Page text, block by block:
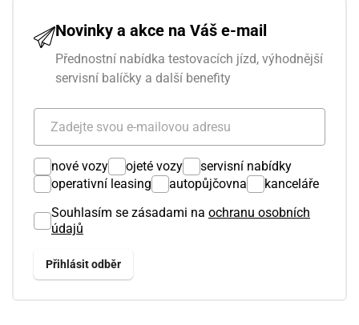
Novinky a akce na Váš e-mail
Přednostní nabídka testovacích jízd, výhodnější
servisní balíčky a další benefity
nové vozy ojeté vozy
servisní nabídky
operativní leasing
autopůjčovna
kanceláře
Souhlasím se zásadami na ochranu osobních
údajů